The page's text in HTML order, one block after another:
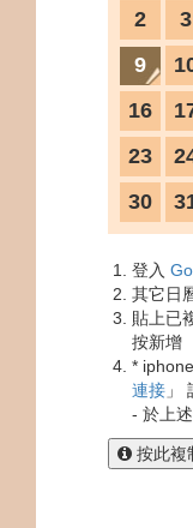
2
3
9
16
23
30
登入
其它日
貼上已
按新增
*
連接 」
- 於上
按此複